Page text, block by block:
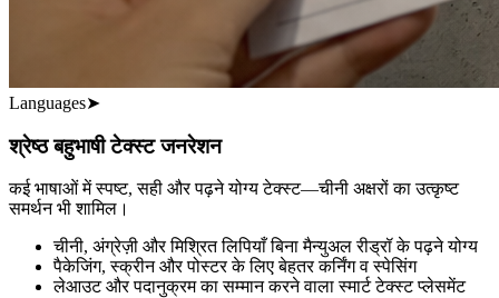
Languages➤
श्रेष्ठ बहुभाषी टेक्स्ट जनरेशन
कई भाषाओं में स्पष्ट, सही और पढ़ने योग्य टेक्स्ट—चीनी अक्षरों का उत्कृष्ट
समर्थन भी शामिल।
चीनी, अंग्रेज़ी और मिश्रित लिपियाँ बिना मैन्युअल रीड्रॉ के पढ़ने योग्य
पैकेजिंग, स्क्रीन और पोस्टर के लिए बेहतर कर्निंग व स्पेसिंग
लेआउट और पदानुक्रम का सम्मान करने वाला स्मार्ट टेक्स्ट प्लेसमेंट